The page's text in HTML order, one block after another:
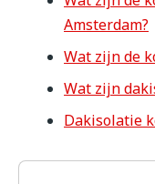
Amsterdam?
Wat zijn de
Wat zijn
Dakisolatie